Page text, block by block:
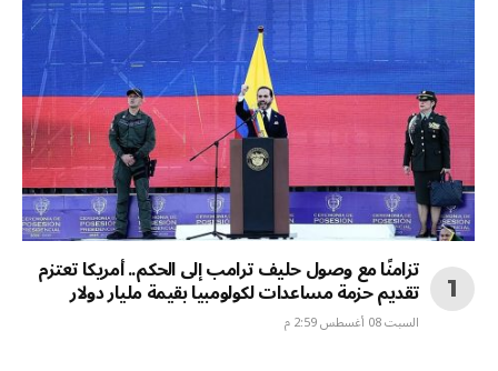
تزامنًا مع وصول حليف ترامب إلى الحكم.. أمريكا تعتزم
تقديم حزمة مساعدات لكولومبيا بقيمة مليار دولار
السبت 08 أغسطس 2:59 م